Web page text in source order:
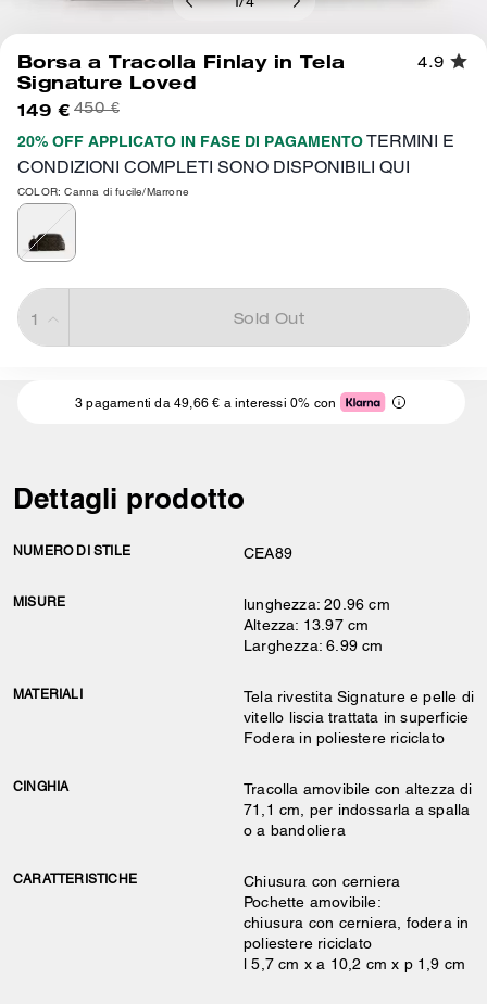
1/4
Borsa a Tracolla Finlay in Tela
Signature Loved
4.9
149 € 450 €
20% OFF APPLICATO IN FASE DI PAGAMENTOTERMINI E
CONDIZIONI COMPLETI SONO DISPONIBILI QUI
COLOR: Canna di fucile/Marrone
Sold Out
3 pagamenti da 49,66 € a interessi 0% con
Dettagli prodotto
NUMERO DI STILE CEA89
MISURE
lunghezza: 20.96 cm
Altezza: 13.97 cm
Larghezza: 6.99 cm
MATERIALI
Tela rivestita Signature e pelle di
vitello liscia trattata in superficie
Fodera in poliestere riciclato
CINGHIA
Tracolla amovibile con altezza di
71,1 cm, per indossarla a spalla
o a bandoliera
CARATTERISTICHE
Chiusura con cerniera
Pochette amovibile:
chiusura con cerniera, fodera in
poliestere riciclato
l 5,7 cm x a 10,2 cm x p 1,9 cm